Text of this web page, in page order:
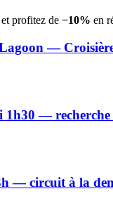
profitez de −10% en
—
1h30 — recherche
— circuit à la